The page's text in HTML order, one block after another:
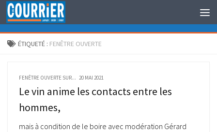
Au dessous du contenu
ÉTIQUETÉ : FENÊTRE OUVERTE
FENÊTRE OUVERTE SUR... 20 MAI 2021
Le vin anime les contacts entre les
hommes,
mais à condition de le boire avec modération Gérard